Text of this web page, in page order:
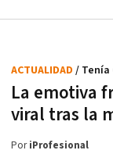
La emotiva
viral tras la
ACTUALIDAD / Tenía
PoriProfesional